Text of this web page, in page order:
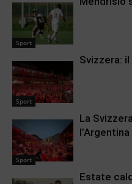
Sport
Sport
Svizzera:
Sport
La
l’Argentina
Estate